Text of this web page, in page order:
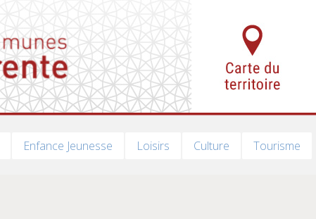
Enfance Jeunesse Loisirs Culture
Tourisme